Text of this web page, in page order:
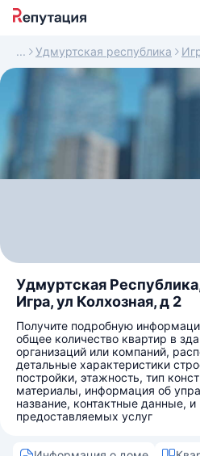
Удмуртская республика
Удмуртская
Игра, ул Колхозная, д 2
Получите подробную
общее количество квартир в
организаций или компаний,
детальные характеристики
постройки, этажность, тип
материалы, информация об
название, контактные данные, и
предоставляемых услуг